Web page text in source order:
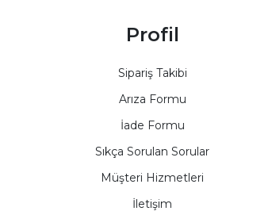
Profil
Sipariş Takibi
Arıza Formu
İade Formu
Sıkça Sorulan Sorular
Müşteri Hizmetleri
İletişim